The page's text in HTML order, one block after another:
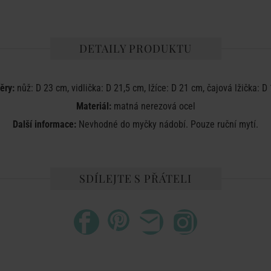
DETAILY PRODUKTU
nůž: D 23 cm, vidlička: D 21,5 cm, lžíce: D 21 cm, čajová lžička: D
Materiál: matná nerezová ocel
Další informace: Nevhodné do myčky nádobí. Pouze ruční mytí.
SDÍLEJTE S PŘÁTELI